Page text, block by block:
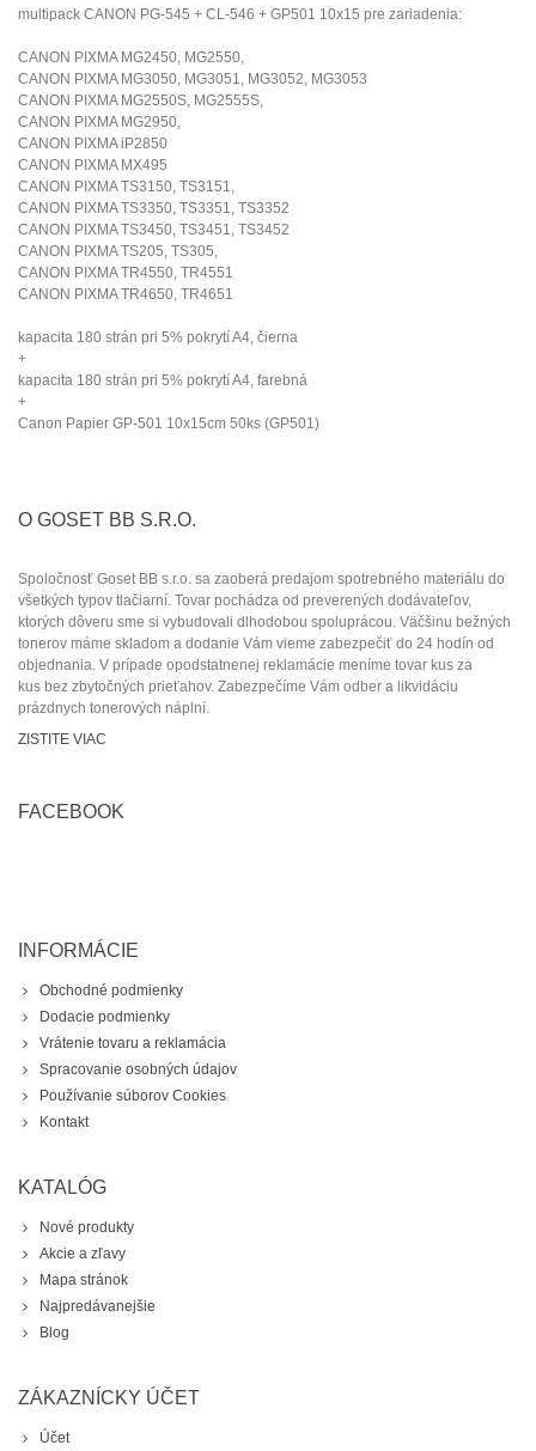
multipack CANON PG-545 + CL-546 + GP501 10x15 pre zariadenia:
CANON PIXMA MG2450, MG2550,
CANON PIXMA MG3050, MG3051, MG3052, MG3053
CANON PIXMA MG2550S, MG2555S,
CANON PIXMA MG2950,
CANON PIXMA iP2850
CANON PIXMA MX495
CANON PIXMA TS3150, TS3151,
CANON PIXMA TS3350, TS3351, TS3352
CANON PIXMA TS3450, TS3451, TS3452
CANON PIXMA TS205, TS305,
CANON PIXMA TR4550, TR4551
CANON PIXMA TR4650, TR4651
kapacita 180 strán pri 5% pokrytí A4, čierna
+
kapacita 180 strán pri 5% pokrytí A4, farebná
+
Canon Papier GP-501 10x15cm 50ks (GP501)
O GOSET BB S.R.O.
Spoločnosť Goset BB s.r.o. sa zaoberá predajom spotrebného materiálu do
všetkých typov tlačiarní. Tovar pochádza od preverených dodávateľov,
ktorých dôveru sme si vybudovali dlhodobou spoluprácou. Väčšinu bežných
tonerov máme skladom a dodanie Vám vieme zabezpečiť do 24 hodín od
objednania. V prípade opodstatnenej reklamácie meníme tovar kus za
kus bez zbytočných prieťahov. Zabezpečíme Vám odber a likvidáciu
prázdnych tonerových náplní.
ZISTITE VIAC
FACEBOOK
INFORMÁCIE
Obchodné podmienky
Dodacie podmienky
Vrátenie tovaru a reklamácia
Spracovanie osobných údajov
Používanie súborov Cookies
Kontakt
KATALÓG
Nové produkty
Akcie a zľavy
Mapa stránok
Najpredávanejšie
Blog
ZÁKAZNÍCKY ÚČET
Účet